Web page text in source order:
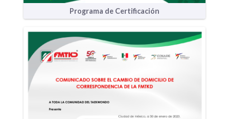
Programa de Certificación